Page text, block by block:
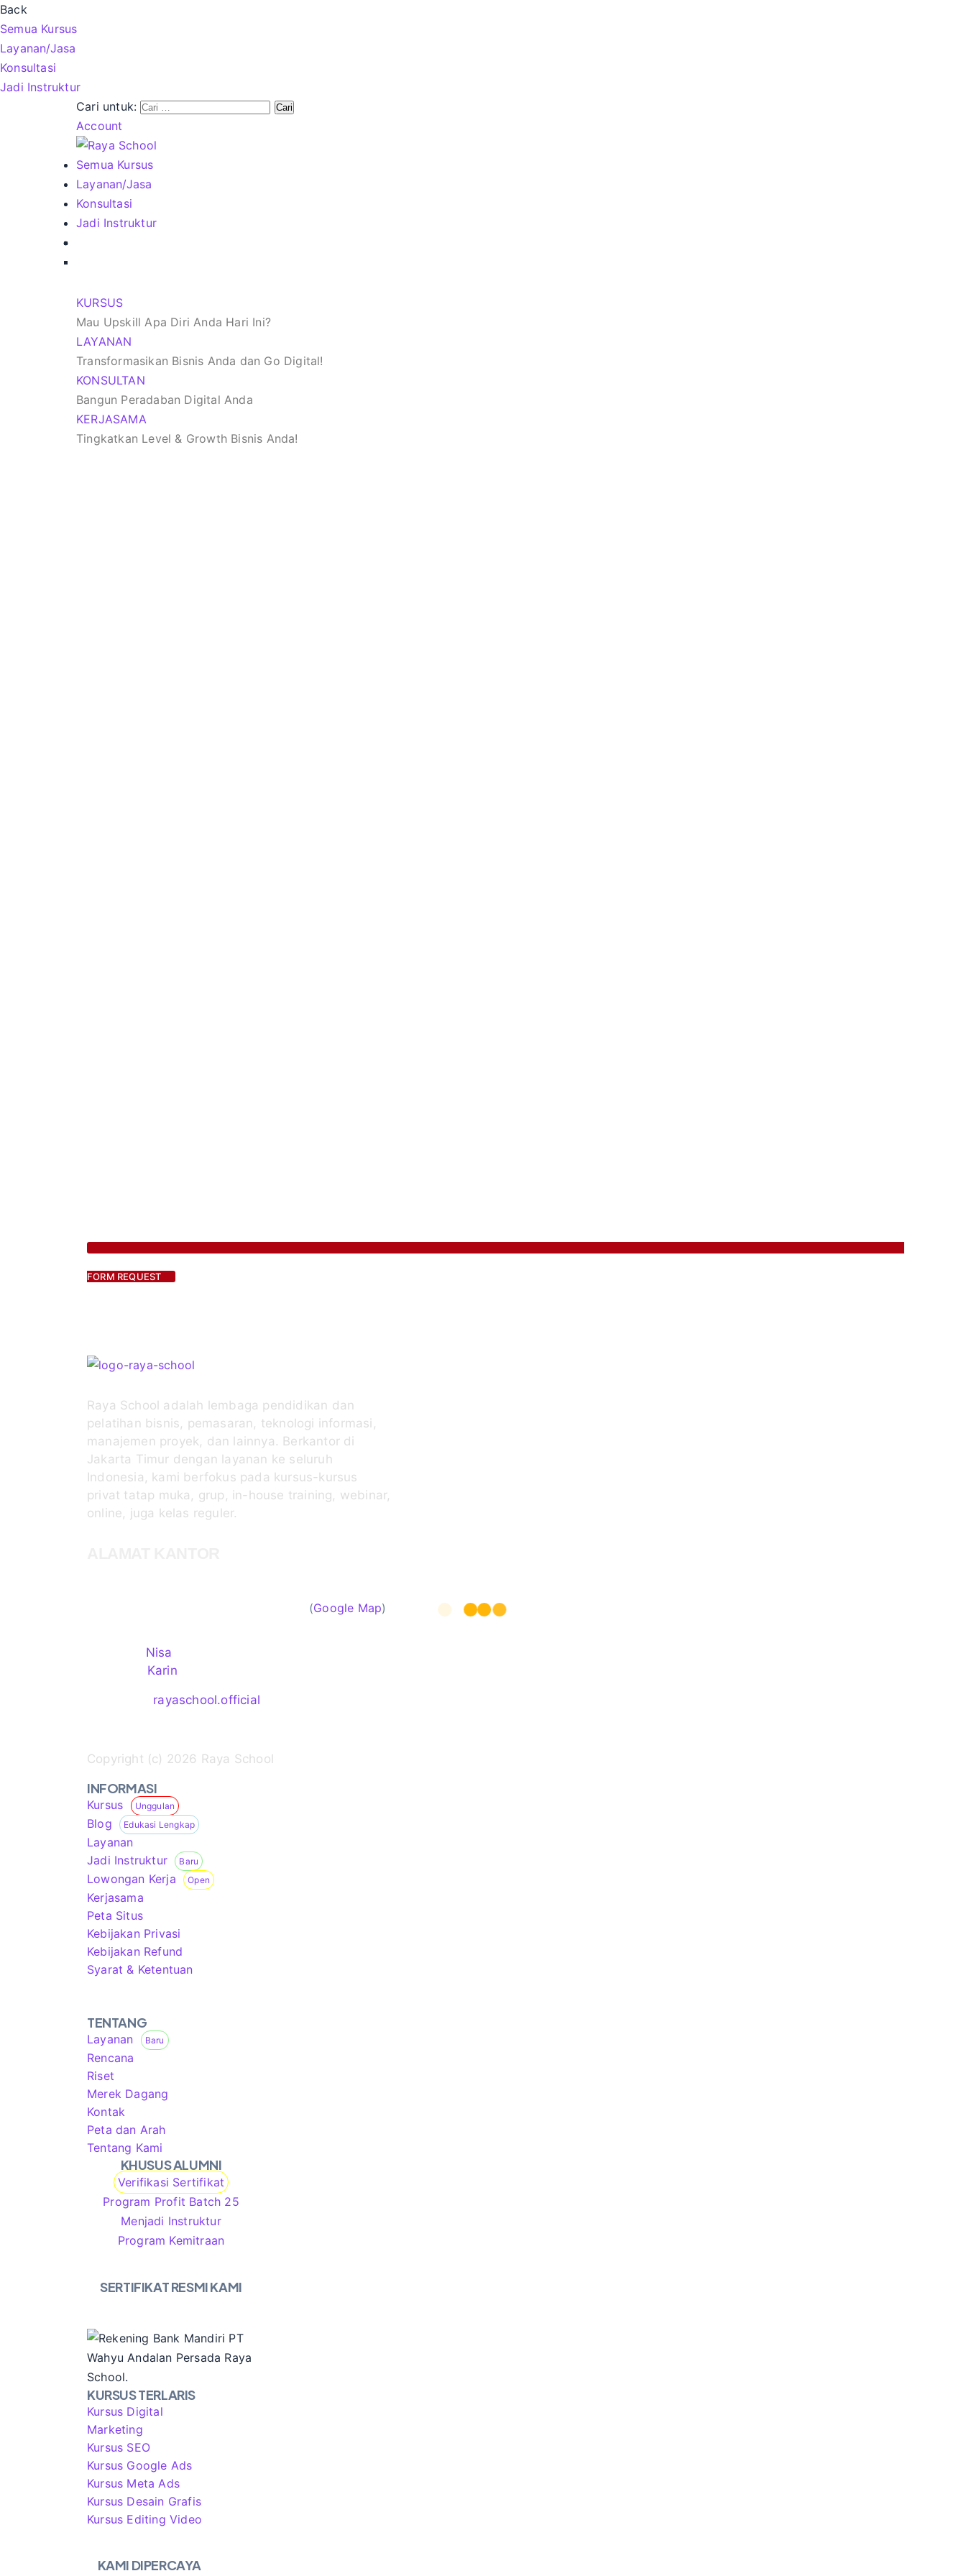
Back
Semua Kursus
Layanan/Jasa
Konsultasi
Jadi Instruktur
Cari untuk:
Account
Semua Kursus
Layanan/Jasa
Konsultasi
Jadi Instruktur
KURSUS
Mau Upskill Apa Diri Anda Hari Ini?
LAYANAN
Transformasikan Bisnis Anda dan Go Digital!
KONSULTAN
Bangun Peradaban Digital Anda
KERJASAMA
Tingkatkan Level & Growth Bisnis Anda!
FORM REQUEST
Raya School adalah lembaga pendidikan dan
pelatihan bisnis, pemasaran, teknologi informasi,
manajemen proyek, dan lainnya. Berkantor di
Jakarta Timur dengan layanan ke seluruh
Indonesia, kami berfokus pada kursus-kursus
privat tatap muka, grup, in-house training, webinar,
online, juga kelas reguler.
(Google Map)
Nisa
Karin
rayaschool.official
Copyright (c) 2026 Raya School
INFORMASI
Kursus Unggulan
Blog Edukasi Lengkap
Layanan
Jadi Instruktur Baru
Lowongan Kerja Open
Kerjasama
Peta Situs
Kebijakan Privasi
Kebijakan Refund
Syarat & Ketentuan
TENTANG
Layanan Baru
Rencana
Riset
Merek Dagang
Kontak
Peta dan Arah
Tentang Kami
KHUSUS ALUMNI
Verifikasi Sertifikat
Program Profit Batch 25
Menjadi Instruktur
Program Kemitraan
SERTIFIKAT RESMI KAMI
KURSUS TERLARIS
Kursus Digital
Marketing
Kursus SEO
Kursus Google Ads
Kursus Meta Ads
Kursus Desain Grafis
Kursus Editing Video
KAMI DIPERCAYA